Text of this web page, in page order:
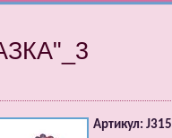
Артикул: